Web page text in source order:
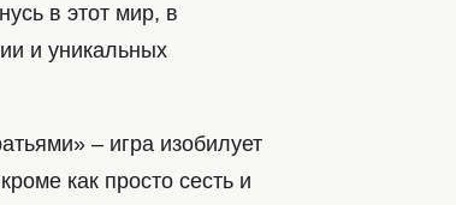
в этот мир, в
и уникальных
– игра изобилует
как просто сесть и